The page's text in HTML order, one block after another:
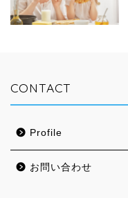
CONTACT
Profile
お問い合わせ